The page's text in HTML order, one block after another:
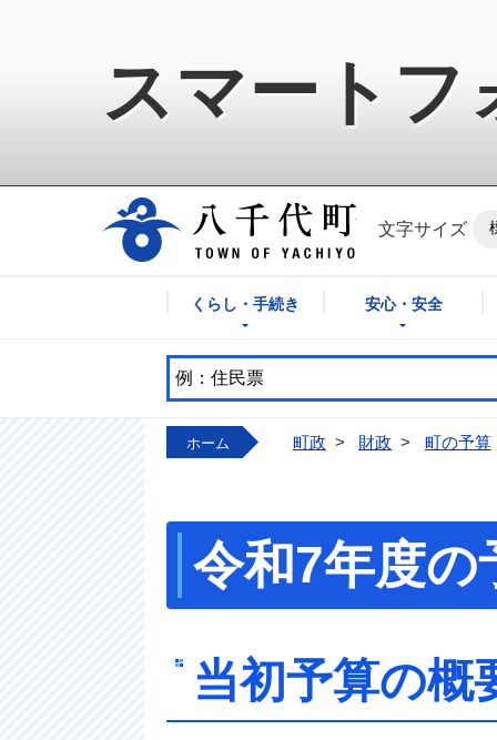
スマートフ
八千代町公式ホ
文字サイズ
くらし・手続き 安心・安全
ホーム 町政 > 財政 > 町の予算
令和7年度の
当初予算の概